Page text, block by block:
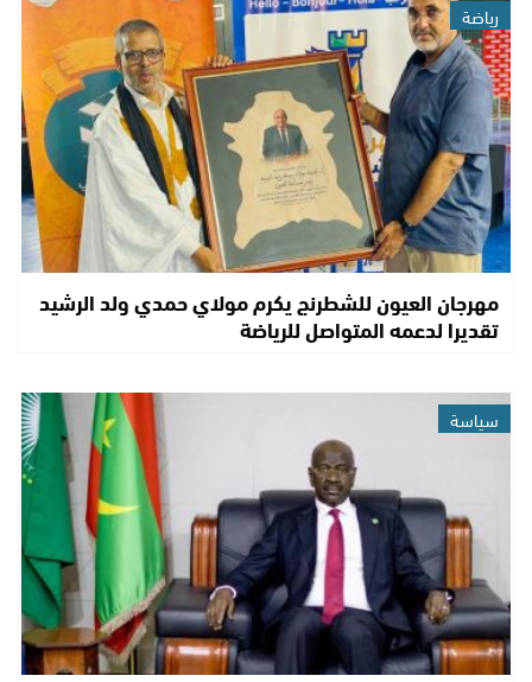
رياضة
مهرجان العيون للشطرنج يكرم مولاي حمدي ولد الرشيد
تقديرا لدعمه المتواصل للرياضة
سياسة